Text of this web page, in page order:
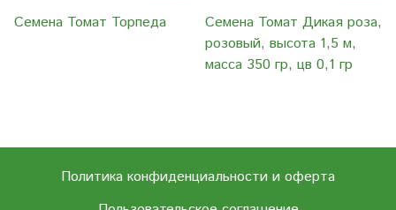
Семена Томат Торпеда
Семена Томат Дикая роза,
розовый, высота 1,5 м,
масса 350 гр, цв 0,1 гр
Политика конфиденциальности и оферта